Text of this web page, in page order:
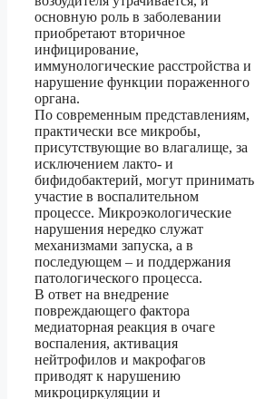
основную роль в заболевании
приобретают вторичное
инфицирование,
иммунологические расстройства и
нарушение функции пораженного
органа.
По современным представлениям,
практически все микробы,
присутствующие во влагалище, за
исключением лакто- и
бифидобактерий, могут принимать
участие в воспалительном
процессе. Микроэкологические
нарушения нередко служат
механизмами запуска, а в
последующем – и поддержания
патологического процесса.
В ответ на внедрение
повреждающего фактора
медиаторная реакция в очаге
воспаления, активация
нейтрофилов и макрофагов
приводят к нарушению
микроциркуляции и